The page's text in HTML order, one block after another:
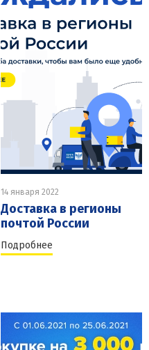
14 января 2022
Доставка в регионы
почтой России
Подробнее